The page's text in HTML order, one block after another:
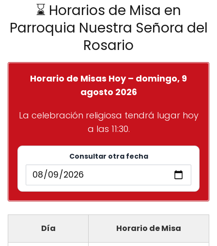
⌛ Horarios de Misa en
Parroquia Nuestra Señora del
Rosario
Horario de Misas Hoy – domingo, 9
agosto 2026
La celebración religiosa tendrá lugar hoy
a las 11:30.
Consultar otra fecha
Día Horario de Misa